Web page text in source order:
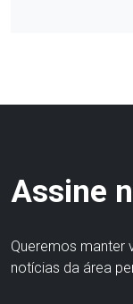
Assine
Queremos manter
notícias da área